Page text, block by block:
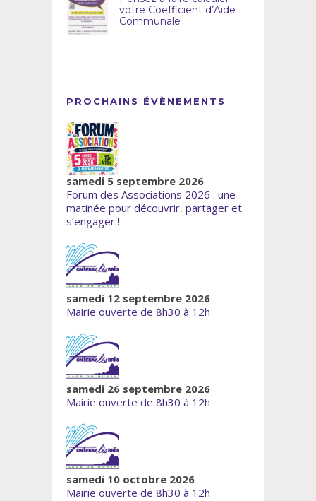
votre Coefficient d’Aide
Communale
PROCHAINS ÉVÈNEMENTS
samedi 5 septembre 2026
Forum des Associations 2026 : une
matinée pour découvrir, partager et
s’engager !
samedi 12 septembre 2026
Mairie ouverte de 8h30 à 12h
samedi 26 septembre 2026
Mairie ouverte de 8h30 à 12h
samedi 10 octobre 2026
Mairie ouverte de 8h30 à 12h